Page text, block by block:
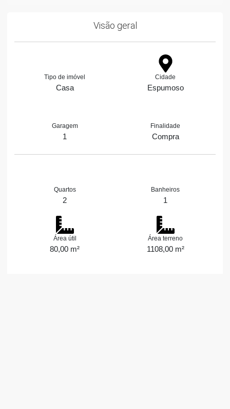
Visão geral
Tipo de imóvel
Casa
Cidade
Espumoso
Garagem
1
Finalidade
Compra
Quartos
2
Banheiros
1
Área útil
80,00 m²
Área terreno
1108,00 m²